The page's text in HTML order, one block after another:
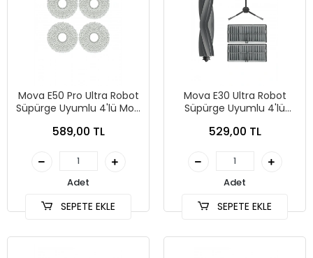
Mova E50 Pro Ultra Robot
Süpürge Uyumlu 4'lü Mop
589,00 TL
Adet
SEPETE EKLE
Mova E30 Ultra Robot
Süpürge Uyumlu 4'lü
529,00 TL
Adet
SEPETE EKLE